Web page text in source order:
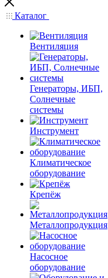
Каталог
Вентиляция
Генераторы, ИБП,
Солнечные
системы
Инструмент
Климатическое
оборудование
Крепёж
Металлопродукция
Насосное
оборудование